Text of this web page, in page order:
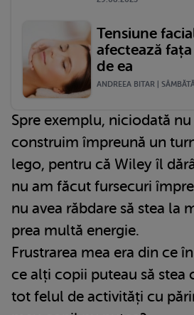
Tensiune
afectează
de ea
ANDREEA BITAR |
Spre exemplu, niciodată
construim împreună un
lego, pentru că Wiley îl
nu am făcut fursecuri
nu avea răbdare să stea la
prea multă energie.
Frustrarea mea era din ce
ce alți copii puteau să stea
tot felul de activități cu